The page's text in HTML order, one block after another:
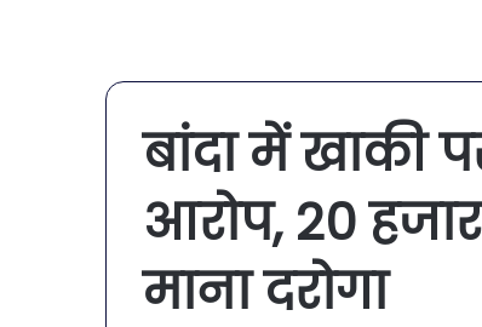
बांदा में खाकी
आरोप, 20
माना दरोगा